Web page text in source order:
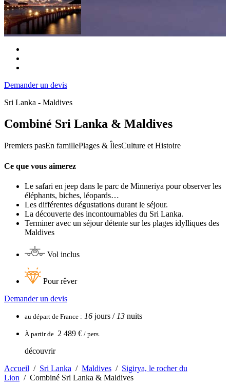
Demander un devis
Sri Lanka - Maldives
Combiné Sri Lanka & Maldives
Premiers pasEn famillePlages & ÎlesCulture et Histoire
Ce que vous aimerez
Le safari en jeep dans le parc de Minneriya pour observer les
éléphants, biches, léopards…
Les différentes dégustations durant le séjour.
La découverte des incontournables du Sri Lanka.
Terminer avec un séjour détente sur les plages idylliques des
Maldives
Vol inclus
Pour rêver
Demander un devis
au départ de France : 16 jours / 13 nuits
À partir de 2 489 € / pers.
découvrir
Accueil / Sri Lanka / Maldives / Sigirya, le rocher du
Lion / Combiné Sri Lanka & Maldives